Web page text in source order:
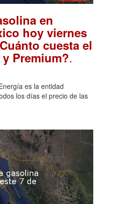
en
hoy viernes
cuesta el
Premium?.
es la entidad
los días el precio de las